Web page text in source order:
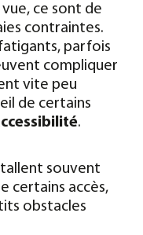
ce sont de
contraintes.
parfois
compliquer
vite peu
de certains
.
souvent
certains accès,
obstacles